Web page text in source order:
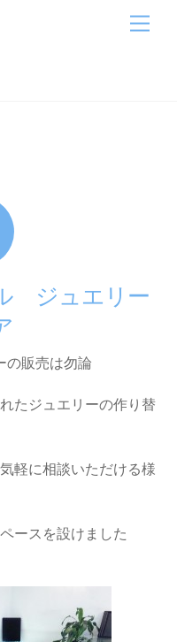
ジュエリー
の販売は勿論
たジュエリーの作り替
軽に相談いただける様
ースを設けました